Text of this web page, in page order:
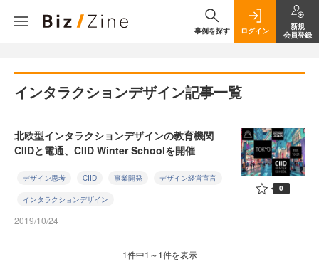
事例を探す ログイン
新規
会員登録
インタラクションデザイン記事一覧
北欧型インタラクションデザインの教育機関
CIIDと電通、CIID Winter Schoolを開催
デザイン思考 CIID 事業開発 デザイン経営宣言
インタラクションデザイン
2019/10/24
0
1件中1～1件を表示